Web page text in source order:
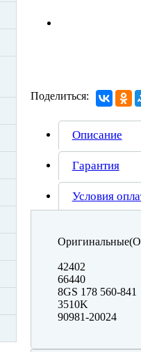
Поделиться:
Описание
Гарантия
Условия
42402
66440
8GS 178 560-841
3510K
90981-20024